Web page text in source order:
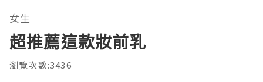
女生
超推薦這款妝前乳
瀏覽次數:3436